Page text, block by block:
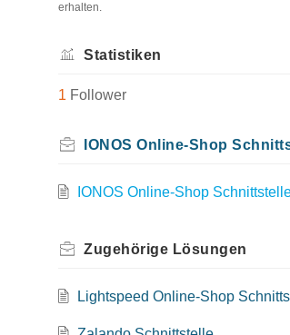
erhalten.
Statistiken
1 Follower
IONOS Online-Shop
IONOS Online-Shop
Zugehörige Lösungen
Lightspeed Online-Shop